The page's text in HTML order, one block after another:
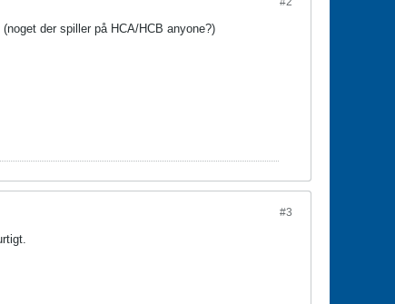
der spiller på HCA/HCB anyone?)
#3